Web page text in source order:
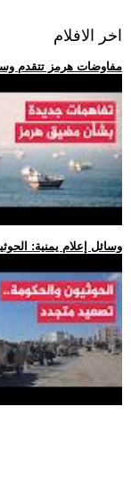
اخر الافلام
.. مفاوضات هرمز تتقدم
.. وسائل إعلام يمنية: